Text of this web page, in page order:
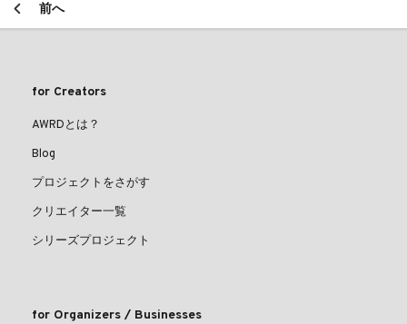
前へ
for Creators
AWRDとは？
Blog
プロジェクトをさがす
クリエイター一覧
シリーズプロジェクト
for Organizers / Businesses